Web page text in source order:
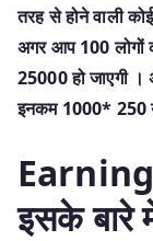
तरह से होने वाली
अगर आप 100 लोगों
25000 हो जाएगी
इनकम 1000* 250
इसके बारे